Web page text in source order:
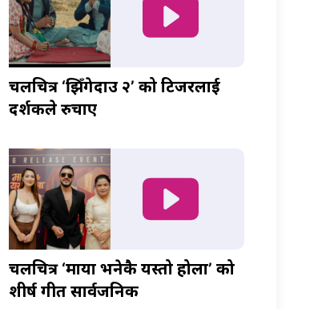
चलचित्र ‘झिँगेदाउ २’ को टिजरलाई
दर्शकले रुचाए
चलचित्र ‘माया भनेकै यस्तो होला’ को
शीर्ष गीत सार्वजनिक